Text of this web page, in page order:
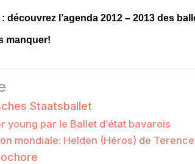
découvrez l’agenda 2012 – 2013 des
manquer!
Staatsballet
young par le Ballet d’état bavarois
mondiale: Helden (Héros) de